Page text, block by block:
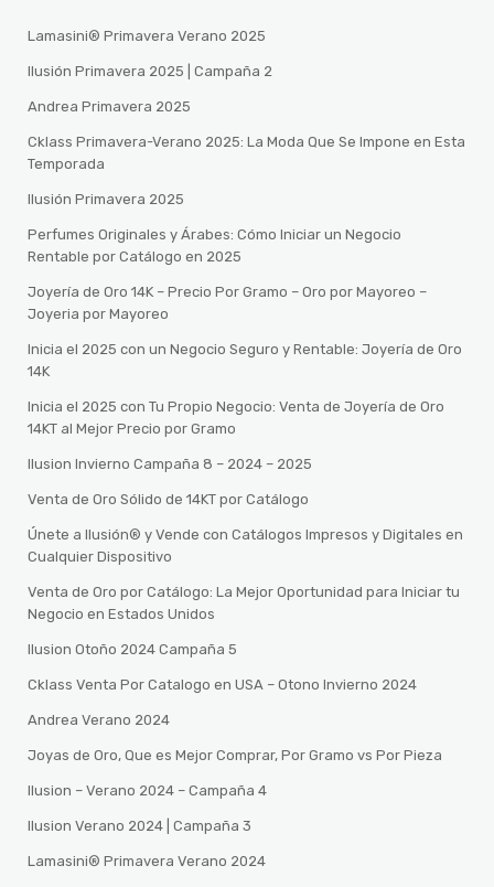
Lamasini® Primavera Verano 2025
Ilusión Primavera 2025 | Campaña 2
Andrea Primavera 2025
Cklass Primavera-Verano 2025: La Moda Que Se Impone en Esta
Temporada
Ilusión Primavera 2025
Perfumes Originales y Árabes: Cómo Iniciar un Negocio
Rentable por Catálogo en 2025
Joyería de Oro 14K – Precio Por Gramo – Oro por Mayoreo –
Joyeria por Mayoreo
Inicia el 2025 con un Negocio Seguro y Rentable: Joyería de Oro
14K
Inicia el 2025 con Tu Propio Negocio: Venta de Joyería de Oro
14KT al Mejor Precio por Gramo
Ilusion Invierno Campaña 8 – 2024 – 2025
Venta de Oro Sólido de 14KT por Catálogo
Únete a Ilusión® y Vende con Catálogos Impresos y Digitales en
Cualquier Dispositivo
Venta de Oro por Catálogo: La Mejor Oportunidad para Iniciar tu
Negocio en Estados Unidos
Ilusion Otoño 2024 Campaña 5
Cklass Venta Por Catalogo en USA – Otono Invierno 2024
Andrea Verano 2024
Joyas de Oro, Que es Mejor Comprar, Por Gramo vs Por Pieza
Ilusion – Verano 2024 – Campaña 4
Ilusion Verano 2024 | Campaña 3
Lamasini®️ Primavera Verano 2024